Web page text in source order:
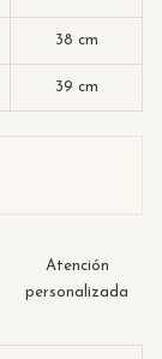
38 cm
39 cm
Atención
personalizada